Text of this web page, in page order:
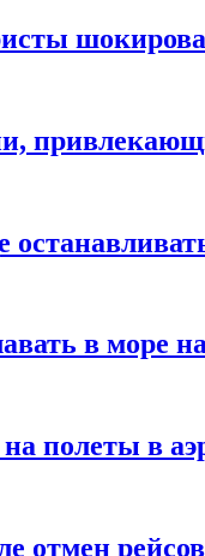
в море
полеты в
отмен